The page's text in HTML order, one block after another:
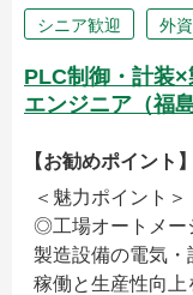
シニア歓迎 外
PLC制御・計装
エンジニア（福
【お勧めポイント】
＜魅力ポイント＞
◎工場オートメー
製造設備の電気
稼働と生産性向上